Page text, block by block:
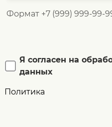
Формат +7 (999) 999-99-
Я согласен на
данных
Политика